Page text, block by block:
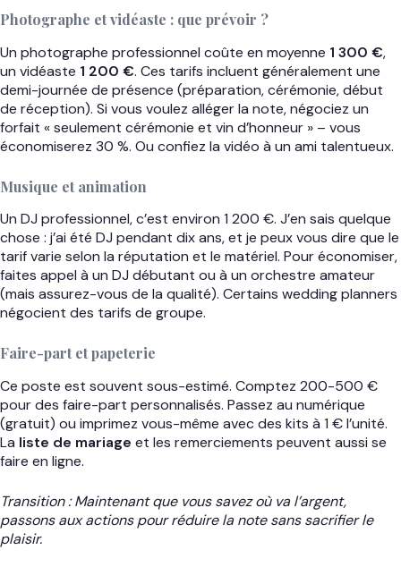
Photographe et vidéaste : que prévoir ?
Un photographe professionnel coûte en moyenne 1 300 €,
un vidéaste 1 200 €. Ces tarifs incluent généralement une
demi-journée de présence (préparation, cérémonie, début
de réception). Si vous voulez alléger la note, négociez un
forfait « seulement cérémonie et vin d’honneur » – vous
économiserez 30 %. Ou confiez la vidéo à un ami talentueux.
Musique et animation
Un DJ professionnel, c’est environ 1 200 €. J’en sais quelque
chose : j’ai été DJ pendant dix ans, et je peux vous dire que le
tarif varie selon la réputation et le matériel. Pour économiser,
faites appel à un DJ débutant ou à un orchestre amateur
(mais assurez-vous de la qualité). Certains wedding planners
négocient des tarifs de groupe.
Faire-part et papeterie
Ce poste est souvent sous-estimé. Comptez 200-500 €
pour des faire-part personnalisés. Passez au numérique
(gratuit) ou imprimez vous-même avec des kits à 1 € l’unité.
La liste de mariage et les remerciements peuvent aussi se
faire en ligne.
Transition : Maintenant que vous savez où va l’argent,
passons aux actions pour réduire la note sans sacrifier le
plaisir.